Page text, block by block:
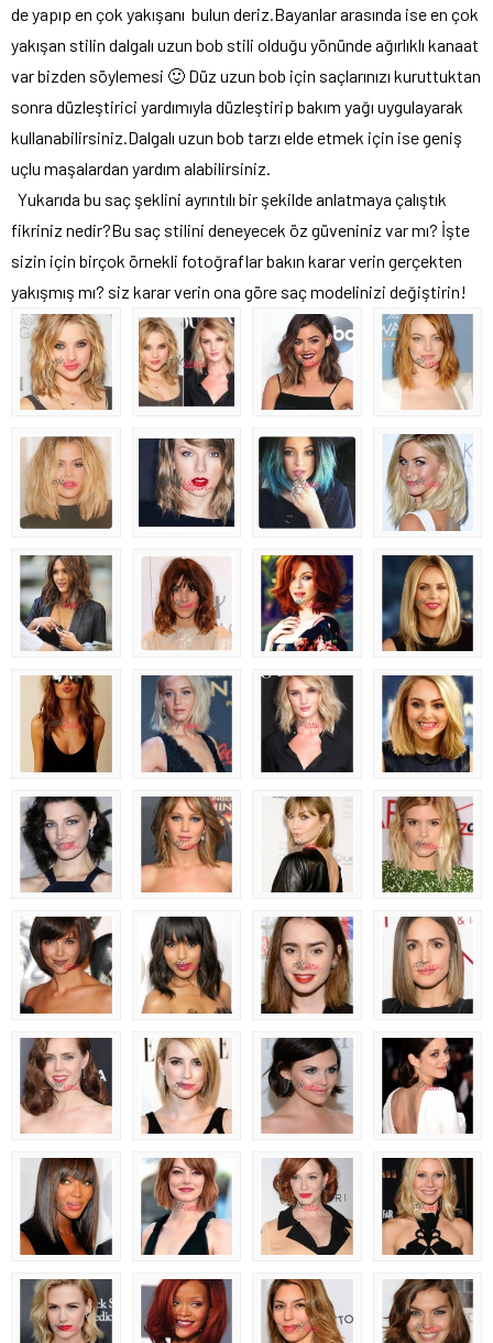
de yapıp en çok yakışanı bulun deriz.Bayanlar arasında ise en çok
yakışan stilin dalgalı uzun bob stili olduğu yönünde ağırlıklı kanaat
var bizden söylemesi 🙂 Düz uzun bob için saçlarınızı kuruttuktan
sonra düzleştirici yardımıyla düzleştirip bakım yağı uygulayarak
kullanabilirsiniz.Dalgalı uzun bob tarzı elde etmek için ise geniş
uçlu maşalardan yardım alabilirsiniz.
Yukarıda bu saç şeklini ayrıntılı bir şekilde anlatmaya çalıştık
fikriniz nedir?Bu saç stilini deneyecek öz güveniniz var mı? İşte
sizin için birçok örnekli fotoğraflar bakın karar verin gerçekten
yakışmış mı? siz karar verin ona göre saç modelinizi değiştirin!